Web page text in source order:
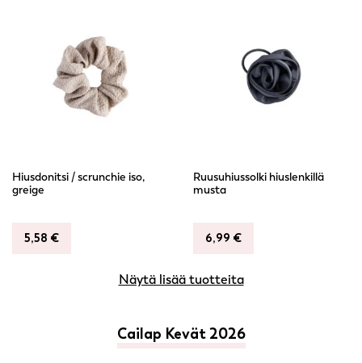
Hiusdonitsi / scrunchie iso,
greige
5,58 €
Ruusuhiussolki hiuslenkillä
musta
6,99 €
Näytä lisää tuotteita
Cailap Kevät 2026